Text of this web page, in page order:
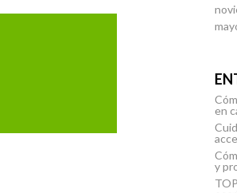
en
y